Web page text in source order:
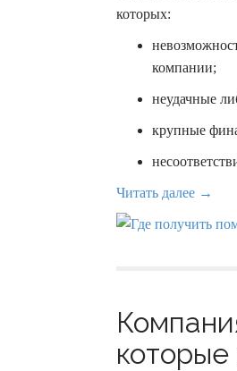
которых:
компании;
неудачные
крупные
Читать далее →